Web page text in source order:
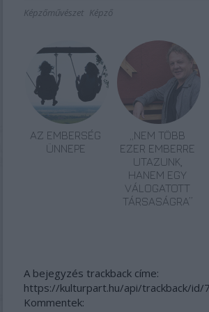
Képzőművészet Képző
AZ EMBERSÉG
ÜNNEPE
„NEM TÖBB
EZER EMBERRE
UTAZUNK,
HANEM EGY
VÁLOGATOTT
TÁRSASÁGRA”
A bejegyzés trackback címe:
https://kulturpart.hu/api/trackback/id/
Kommentek: